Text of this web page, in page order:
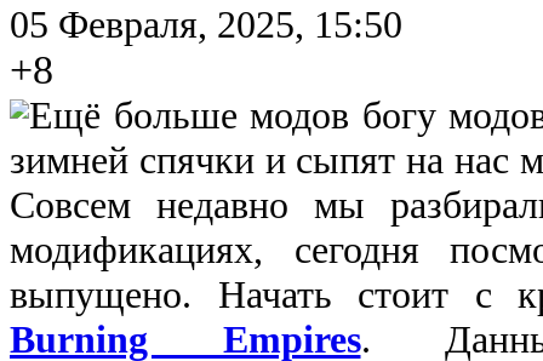
05 Февраля, 2025, 15:50
+8
Ещё больше модов богу
зимней спячки и сыпят на нас
Совсем недавно мы
модификациях, сегодня
выпущено. Начать стоит с
Burning Empires.